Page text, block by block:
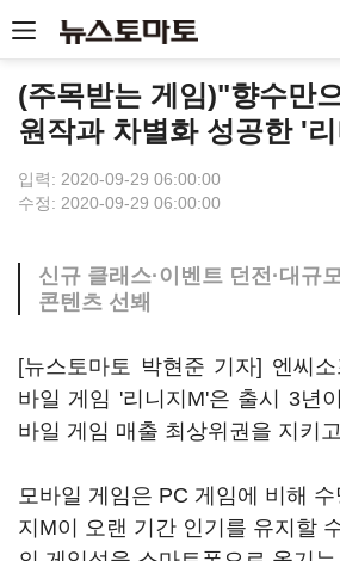
(주목받는 게임)"향수만
원작과 차별화 성공한 '
입력: 2020-09-29 06:00:00
수정: 2020-09-29 06:00:00
신규 클래스·이벤트 던전·대규
콘텐츠 선봬
[뉴스토마토 박현준 기자] 엔씨
바일 게임 '리니지M'은 출시 3년
바일 게임 매출 최상위권을 지키
모바일 게임은 PC 게임에 비해 수
지M이 오랜 기간 인기를 유지할